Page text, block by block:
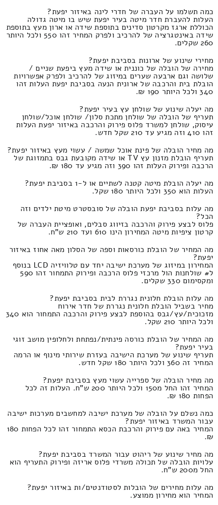
כמה תשלמו על העברה של חדרי לינה באיזור יפעת?
העלות להעברת חדר מיטה בעיר יפעת שיש בו מיטה גדולה
הכוללת ארגז מקרטון סדינים בתוספת שידה או ארון מעץ בתוספת
שידה באינטגרציה של להרכיב ולפרק המחיר זהו 550 ולכל היותר
260 שקלים.
מחירי שינוע של ארונות בסביבת יפעת?
מחירה של הובלה של כוננית או שידה מעץ ביפעת שניים /
שלושה וגם ארבעה שערים במיזוג של להרכיב ולפרק אפשרויות
הובלת בית והרכבה של ארונית הנעה בסביבת יפעת העלות זהו
340 ולכל היותר 190 ₪.
מה יעלה שינוע של שולחן עץ בעיר יפעת?
תעריף של הובלה של שולחן מתכת סלון/ שולחן אוכל/שולחן
עיסוק, שולחן למשרד פלוס פירוק והרכבה באיזור יפעת העלות
זהו 410 וזה מגיע עד 210 שקל חדש.
מה מחיר הובלה של פינת אוכל שמשה / עשוי מעץ באיזור יפעת?
תעריף הובלת מזנון עץ TV או שידה מקובעת גבס בתמזוגת של
הרכבה ופירוק העלות זהו 390 וזה מגיע עד 180 ₪.
מה יעלה הובלת מיטה קטנה לשתיים או ל-1 בסביבת יפעת?
העלות הוא 350 ולכל היותר 180 שקל.
מה עלות בסביבת יפעת הובלה של סובסטרט מיטת ילדים וזה
הכל?
פלוס לבצע פירוק והרכבה בזיווג סבלים, ואופציית העברה של
קרטון ציפיות מיטה המחירון הינו 610 ועד 210 ש"ח.
מה המחיר של הובלת כורסאות וספה של הסלון מאה אחוז באיזור
יפעת?
המחירון במיזוג של מערכת ישיבה יחד עם טלוויזיה LCD בנוסף
ל# שולחנות הול מרכזי פלוס הרכבה ופירוק התמחור זהו 590
ומקסימום 330 שקלים.
מה עלות הובלת חלונית נגררת לבית בסביבת יפעת?
מחיר בשביל הובלת חלונית נגררת של חדר אירוח
מזכוכית/עץ/גבס בהוספת לבצע פירוק והרכבה התמחור הוא 340
ולכל היותר 210 שקל.
מה המחיר של הובלת כורסה פינתית/נפתחת ולחלופין מושב זוגי
בעיר יפעת?
תעריף שינוע של מערכת הישיבה בעזרת שירותי מינוף או הרמה
המחיר זה 360 ולכל היותר 180 שקל חדש.
מה מחיר הובלה של ספרייה עשוי מעץ בסביבת יפעת?
המחיר זהו החל מ150 ולכל היותר 200 ש"ח. העלות זה לכל
הפחות 180 ₪.
כמה נשלם על הובלה של מערכת ישיבה למחשבים מערכות ישיבה
עבור המשרד באיזור יפעת?
המחיר באה עם פירוק והרכבת הכסא התמחור זהו לכל הפחות 180
₪.
מה מחיר שינוע של ריהוט עבור המשרד בסביבת יפעת?
עלויות הובלה של תכולה משרדי פלוס אריזה ופירוק התעריף הוא
החל מ200 ש"ח.
מה עלות מחירים של הובלות לסטודנטים/ות באיזור יפעת?
המחיר הוא מחירון ממוצע.